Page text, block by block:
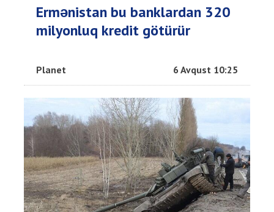
Ermənistan bu banklardan 320
milyonluq kredit götürür
Planet 6 Avqust 10:25